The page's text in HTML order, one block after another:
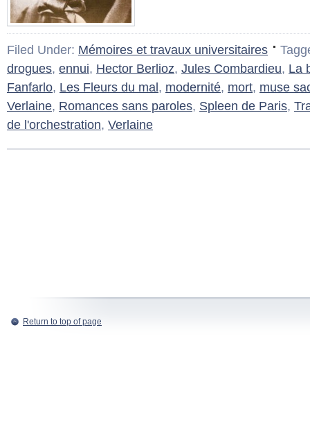
Filed Under: Mémoires et travaux universitaires
drogues, ennui, Hector Berlioz, Jules Combardieu, La
Fanfarlo, Les Fleurs du mal , modernité, mort, muse
Verlaine, Romances sans paroles, Spleen de Paris,
de l'orchestration, Verlaine
Return to top of page